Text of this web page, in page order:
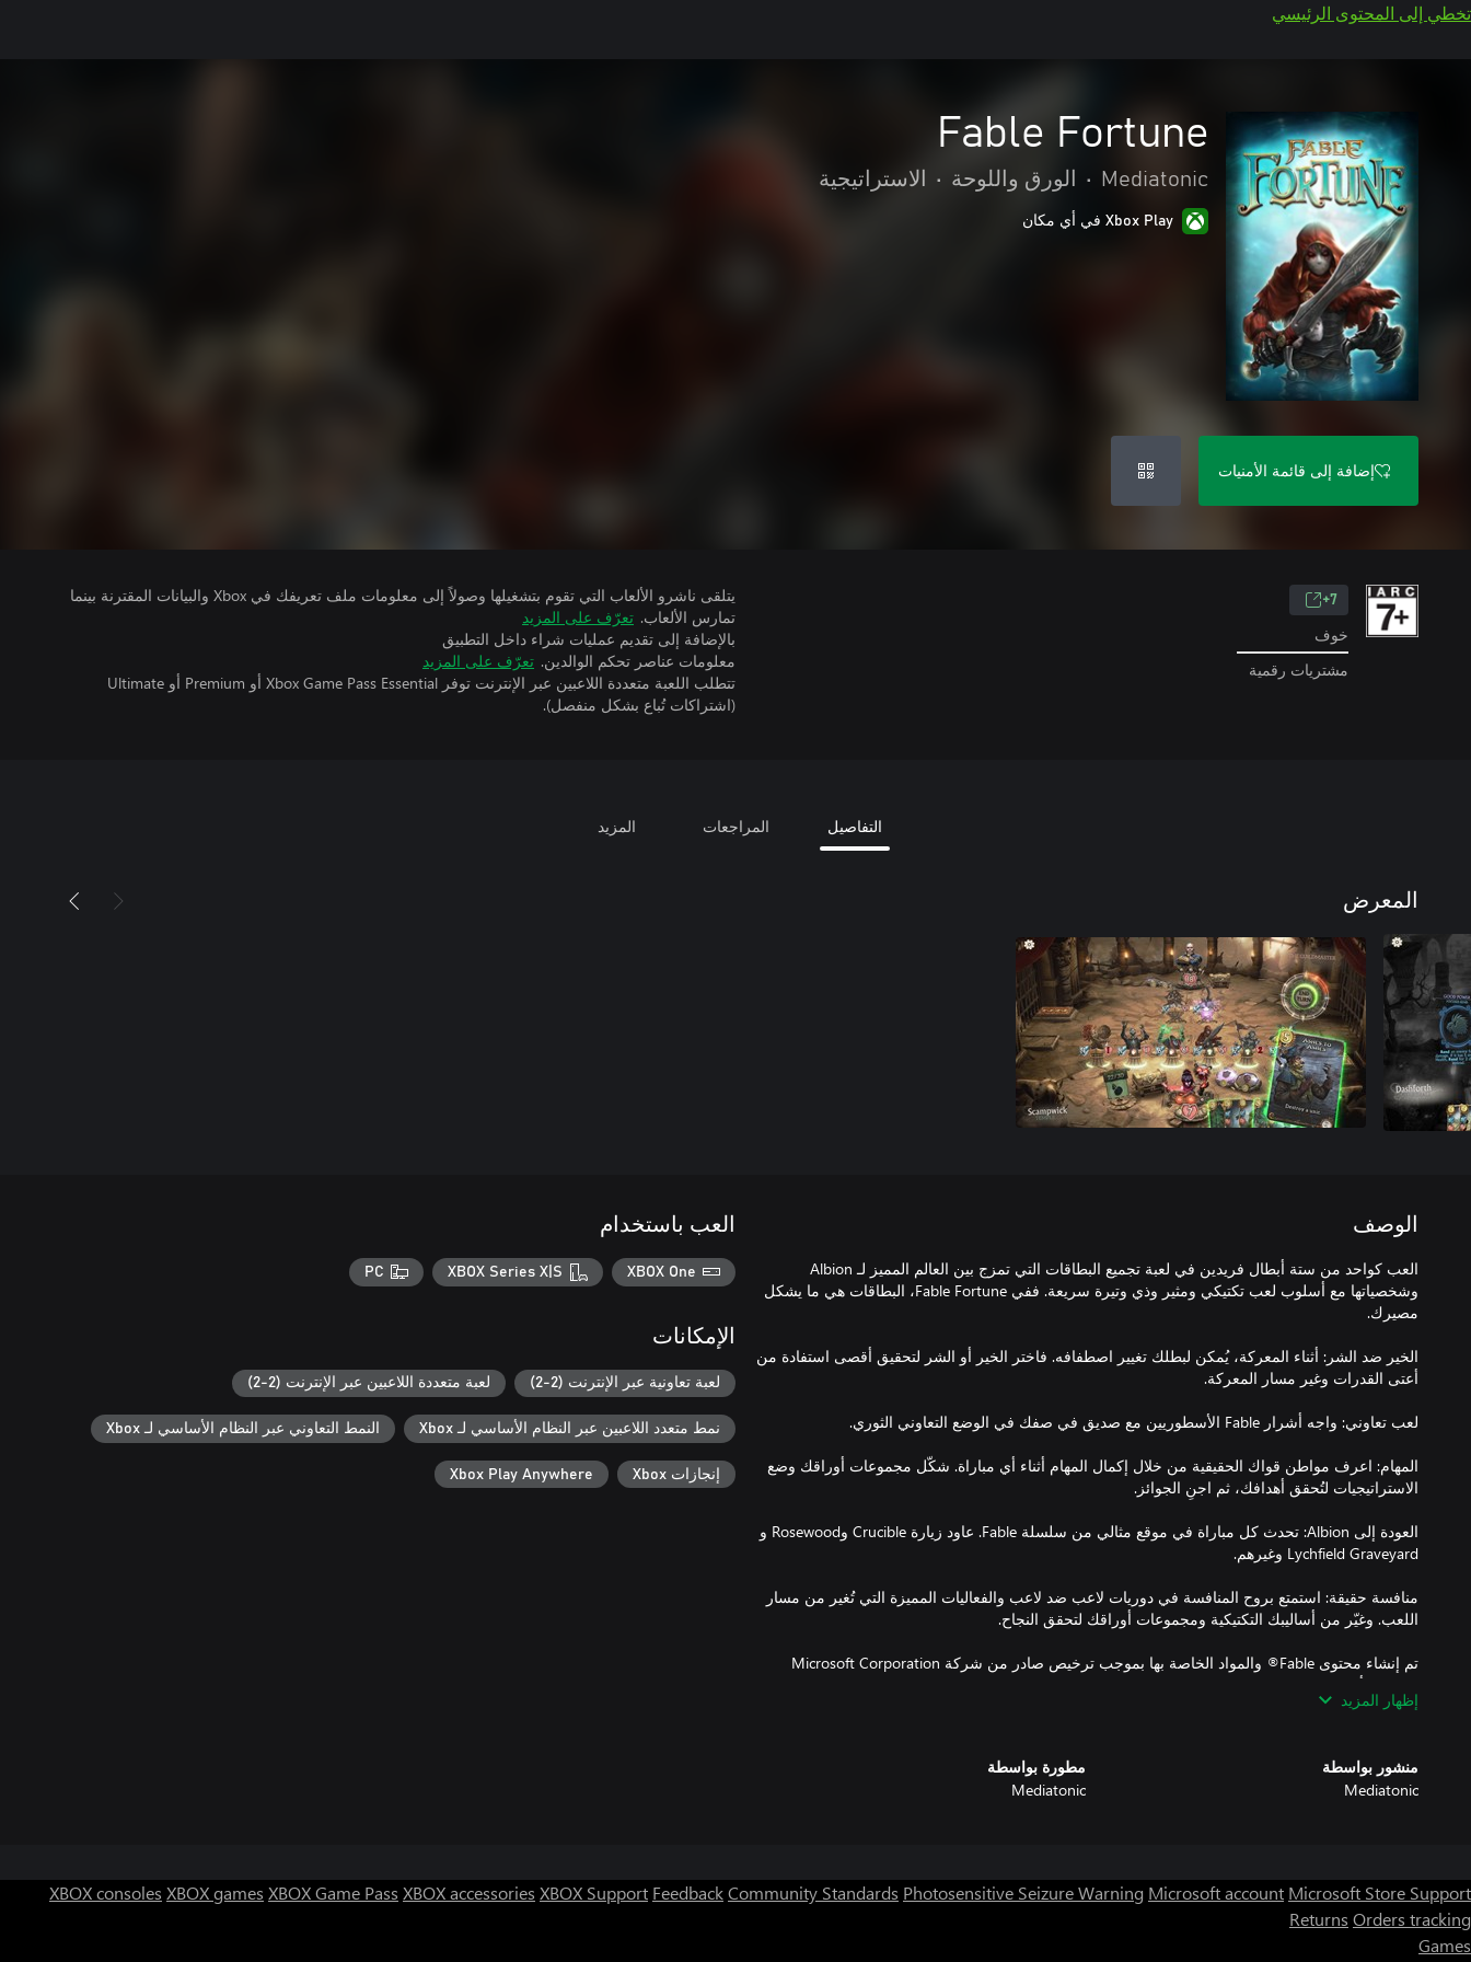
تخطي إلى المحتوى الرئيسي
Fable Fortune
Mediatonic
• الورق واللوحة • الاستراتيجية
Xbox Play في أي مكان
إضافة إلى قائمة الأمنيات
7+
خوف
مشتريات رقمية
يتلقى ناشرو الألعاب التي تقوم بتشغيلها وصولاً إلى معلومات ملف تعريفك في Xbox والبيانات المقترنة بينما
تمارس الألعاب. تعرّف على المزيد
بالإضافة إلى تقديم عمليات شراء داخل التطبيق
معلومات عناصر تحكم الوالدين. تعرّف على المزيد
تتطلب اللعبة متعددة اللاعبين عبر الإنترنت توفر Xbox Game Pass Essential أو Premium أو Ultimate
(اشتراكات تُباع بشكل منفصل).
التفاصيل المراجعات المزيد
المعرض
الوصف
العب كواحد من ستة أبطال فريدين في لعبة تجميع البطاقات التي تمزج بين العالم المميز لـ Albion
وشخصياتها مع أسلوب لعب تكتيكي ومثير وذي وتيرة سريعة. ففي Fable Fortune، البطاقات هي ما يشكل
الخير ضد الشر: أثناء المعركة، يُمكن لبطلك تغيير اصطفافه. فاختر الخير أو الشر لتحقيق أقصى استفادة من
المهام: اعرف مواطن قواك الحقيقية من خلال إكمال المهام أثناء أي مباراة. شكّل مجموعات أوراقك وضع
العودة إلى Albion: تحدث كل مباراة في موقع مثالي من سلسلة Fable. عاود زيارة Crucible وRosewood و
منافسة حقيقة: استمتع بروح المنافسة في دوريات لاعب ضد لاعب والفعاليات المميزة التي تُغير من مسار
تم إنشاء محتوى Fable® والمواد الخاصة بها بموجب ترخيص صادر من شركة Microsoft Corporation
حقوق التأليف والنشر محفوظة لعام 2017 لشركة Microsoft Corporation
إظهار المزيد
منشور بواسطة
Mediatonic
مطورة بواسطة
Mediatonic
العب باستخدام
XBOX One
XBOX Series X|S
PC
الإمكانات
لعبة تعاونية عبر الإنترنت (2-2) لعبة متعددة اللاعبين عبر الإنترنت (2-2)
نمط متعدد اللاعبين عبر النظام الأساسي لـ Xbox النمط التعاوني عبر النظام الأساسي لـ Xbox
إنجازات Xbox Xbox Play Anywhere
XBOX consoles XBOX games XBOX Game Pass XBOX accessories XBOX Support FeedbackCommunity Standards Photosensitive Seizure Warning Microsoft account Microsoft Store Support
Returns Orders tracking
Games